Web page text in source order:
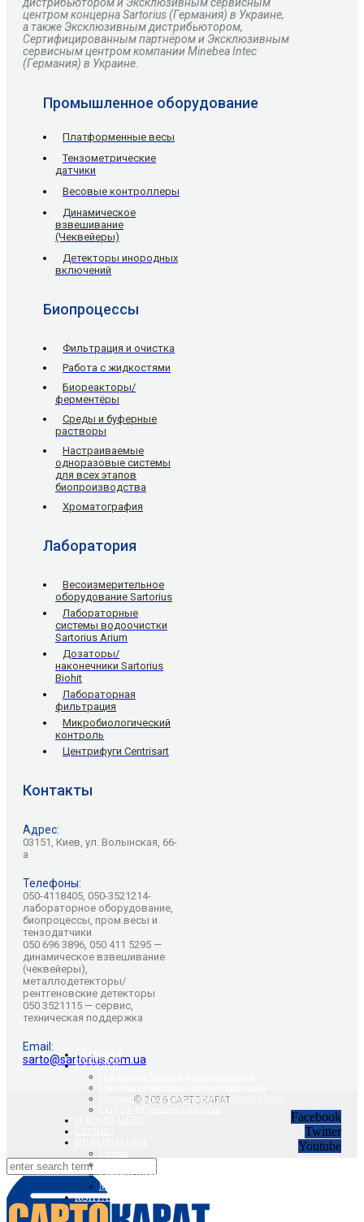
центромконцернаSartorius(Германия) в Украине,
а также Эксклюзивным дистрибьютором,
Сертифицированным партнёром и Эксклюзивным
сервисным центром компании Minebea Intec
(Германия) в Украине.
Промышленное оборудование
Платформенные весы
Тензометрические
датчики
Весовые контроллеры
Динамическое
взвешивание
(Чеквейеры)
Детекторы инородных
включений
Биопроцессы
Фильтрация и очистка
Работа с жидкостями
Биореакторы/
ферментёры
Среды и буферные
растворы
Настраиваемые
одноразовые системы
для всех этапов
биопроизводства
Хроматография
Лаборатория
Весоизмерительное
оборудование Sartorius
Лабораторные
системы водоочистки
Sartorius Arium
Дозаторы/
наконечники Sartorius
Biohit
Лабораторная
фильтрация
Микробиологический
контроль
Центрифуги Centrisart
Контакты
Адрес:
03151, Киев, ул. Волынская, 66-
а
Телефоны:
050-4118405, 050-3521214-
лабораторное оборудование,
биопроцессы, пром.весы и
тензодатчики
050 696 3896, 050 411 5295 —
динамическое взвешивание
(чеквейеры),
металлодетекторы/
рентгеновские детекторы
050 3521115 — сервис,
техническая поддержка
Email:
sarto@sartorius.com.ua
© 2026 САРТОКАРАТ
Facebook
Twitter
Youtube
ГЛАВНАЯ
КАТАЛОГ
Промышленное оборудование Minebea Intec
Вебинары Sartorius и Minebea Intec
Sartorius Видео
Minebea Intec Видео
КОНТАКТЫ